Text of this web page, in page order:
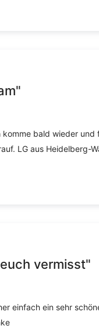
komme bald wieder und
LG aus Heidelberg-
vermisst"
einfach ein sehr